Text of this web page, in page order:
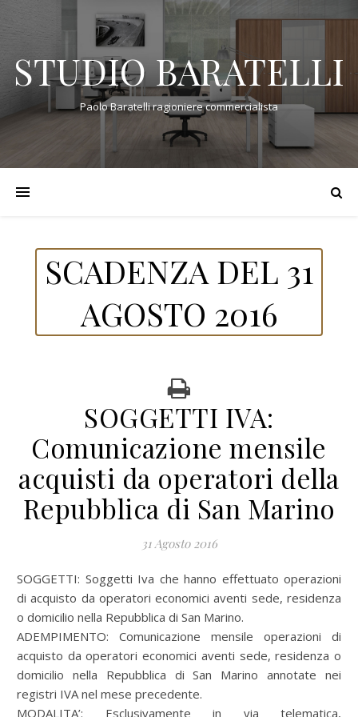
STUDIO BARATELLI
Paolo Baratelli ragioniere commercialista
SCADENZA DEL 31
AGOSTO 2016
SOGGETTI IVA:
Comunicazione mensile
acquisti da operatori della
Repubblica di San Marino
31 Agosto 2016
SOGGETTI: Soggetti Iva che hanno effettuato operazioni
di acquisto da operatori economici aventi sede, residenza
o domicilio nella Repubblica di San Marino.
ADEMPIMENTO: Comunicazione mensile operazioni di
acquisto da operatori economici aventi sede, residenza o
domicilio nella Repubblica di San Marino annotate nei
registri IVA nel mese precedente.
MODALITA’: Esclusivamente in via telematica,